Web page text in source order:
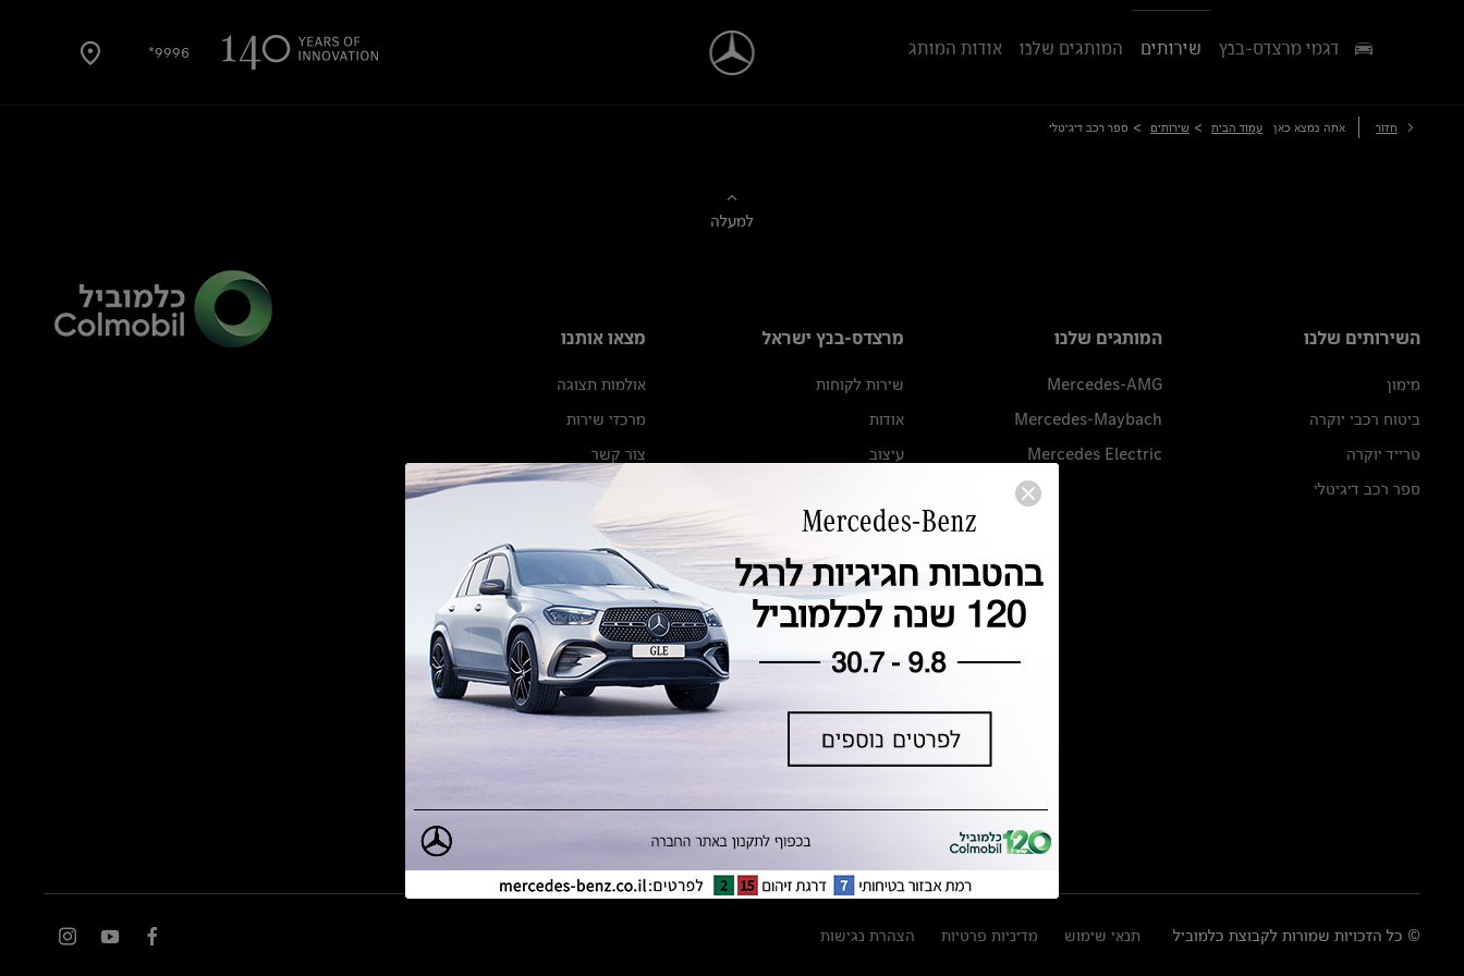
9996* דגמי מרצדס-בנץ שירותים המותגים שלנו אודות המותג
חזור אתה נמצא כאן עמוד הבית > שירותים > ספר רכב דיגיטלי
למעלה
השירותים שלנו
מימון
ביטוח רכבי יוקרה
טרייד יוקרה
ספר רכב דיגיטלי
המותגים שלנו
Mercedes-AMG
Mercedes-Maybach
Mercedes Electric
מרצדס-בנץ ישראל
שירות לקוחות
אודות
עיצוב
מגזין מרצדס-בנץ
ספרי רכב מרצדס-בנץ
נתוני זיהום אוויר וצריכת דלק וחשמל
נתוני תווית צמיגים
מחירון חלפים
הודעה על הטבות לרכבי מרצדס בהסדר
מצאו אותנו
אולמות תצוגה
מרכזי שירות
צור קשר
© כל הזכויות שמורות לקבוצת כלמוביל תנאי שימוש מדיניות פרטיות הצהרת נגישות